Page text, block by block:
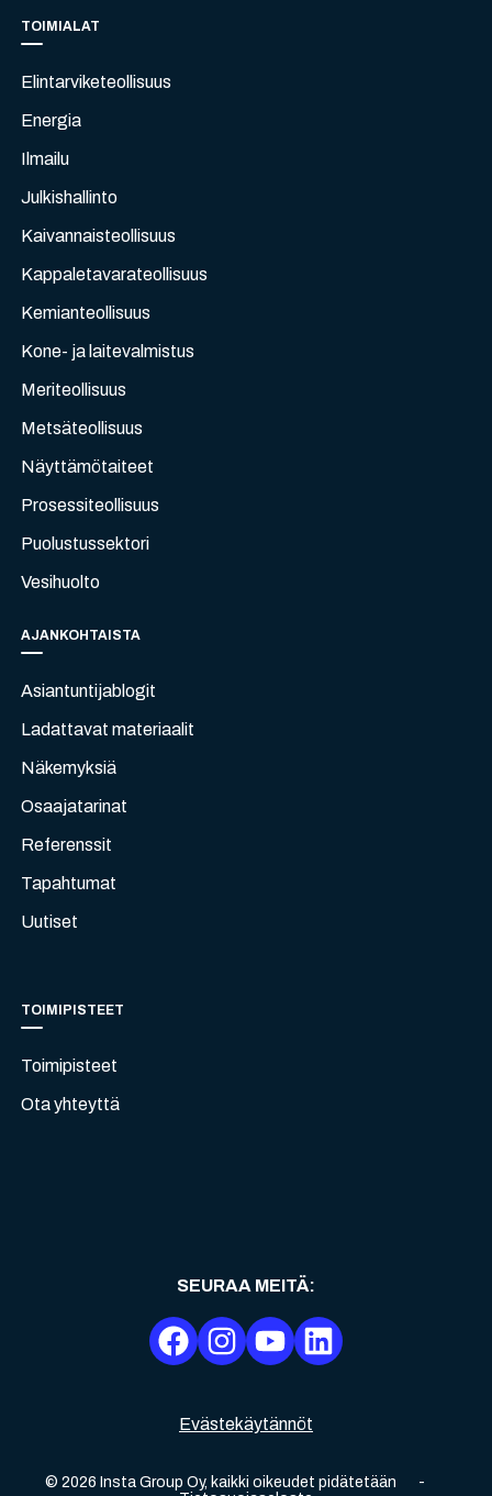
TOIMIALAT
Elintarviketeollisuus
Energia
Ilmailu
Julkishallinto
Kaivannaisteollisuus
Kappaletavarateollisuus
Kemianteollisuus
Kone- ja laitevalmistus
Meriteollisuus
Metsäteollisuus
Näyttämötaiteet
Prosessiteollisuus
Puolustussektori
Vesihuolto
AJANKOHTAISTA
Asiantuntijablogit
Ladattavat materiaalit
Näkemyksiä
Osaajatarinat
Referenssit
Tapahtumat
Uutiset
TOIMIPISTEET
Toimipisteet
Ota yhteyttä
Evästekäytännöt
© 2026 Insta Group Oy, kaikki oikeudet pidätetään
-
SEURAA MEITÄ: